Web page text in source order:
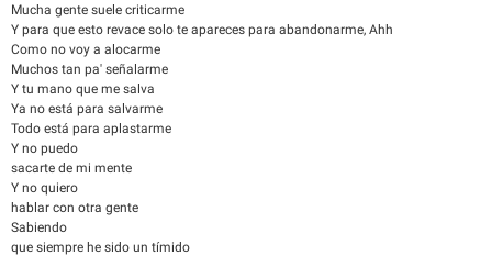
Mucha gente suele criticarme
Y para que esto revace solo te apareces para abandonarme, Ahh
Como no voy a alocarme
Muchos tan pa' señalarme
Y tu mano que me salva
Ya no está para salvarme
Todo está para aplastarme
Y no puedo
sacarte de mi mente
Y no quiero
hablar con otra gente
Sabiendo
que siempre he sido un tímido